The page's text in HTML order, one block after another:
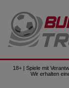
18+ | Spiele mit
Wir erhalten